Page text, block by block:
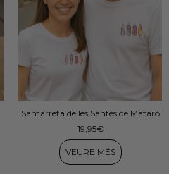
Samarreta de les Santes de Mataró
19,95€
VEURE MÉS